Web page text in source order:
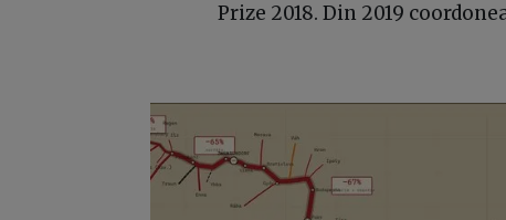
Prize 2018. Din 2019